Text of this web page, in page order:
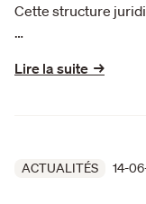
Cette structure
…
Lire la suite →
ACTUALITÉS 14-